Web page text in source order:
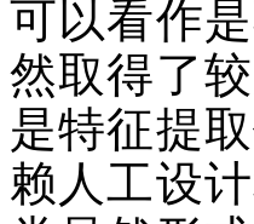
可以看作
然取得了
是特征提
赖人工设